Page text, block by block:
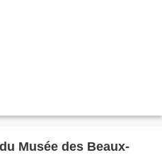
Musée des Beaux-